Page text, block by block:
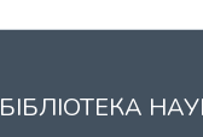
БІБЛІОТЕКА